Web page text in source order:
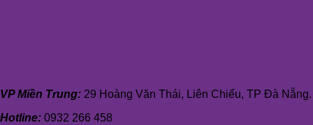
VP Miền Trung: 29 Hoàng Văn Thái, Liên Chiểu, TP Đà Nẵng.
Hotline: 0932 266 458